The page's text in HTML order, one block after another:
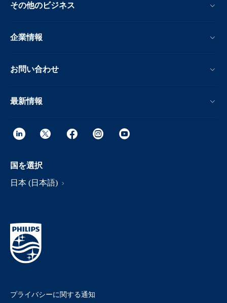
その他のビジネス
企業情報
お問い合わせ
最新情報
国を選択
日本 (日本語)
プライバシーに関する通知